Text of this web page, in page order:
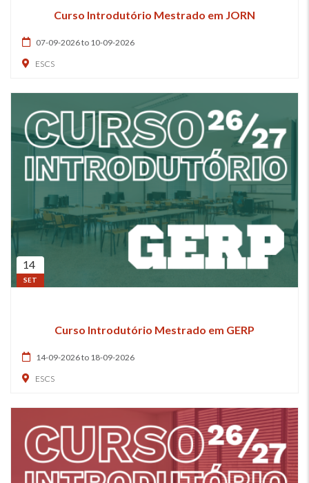
Curso Introdutório Mestrado em JORN
07-09-2026 to 10-09-2026
ESCS
14
SET
Curso Introdutório Mestrado em GERP
14-09-2026 to 18-09-2026
ESCS